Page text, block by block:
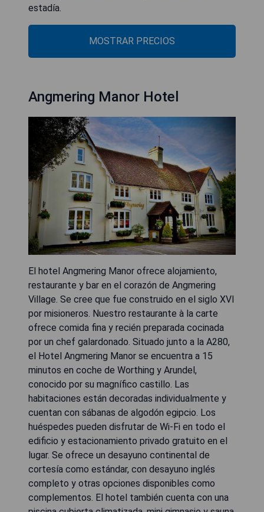
estadía.
MOSTRAR PRECIOS
Angmering Manor Hotel
El hotel Angmering Manor ofrece alojamiento,
restaurante y bar en el corazón de Angmering
Village. Se cree que fue construido en el siglo XVI
por misioneros. Nuestro restaurante à la carte
ofrece comida fina y recién preparada cocinada
por un chef galardonado. Situado junto a la A280,
el Hotel Angmering Manor se encuentra a 15
minutos en coche de Worthing y Arundel,
conocido por su magnífico castillo. Las
habitaciones están decoradas individualmente y
cuentan con sábanas de algodón egipcio. Los
huéspedes pueden disfrutar de Wi-Fi en todo el
edificio y estacionamiento privado gratuito en el
lugar. Se ofrece un desayuno continental de
cortesía como estándar, con desayuno inglés
completo y otras opciones disponibles como
complementos. El hotel también cuenta con una